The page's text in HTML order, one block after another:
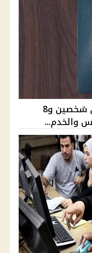
إسقاط الجنسية المصرية عن شخصين و8
والخدم...